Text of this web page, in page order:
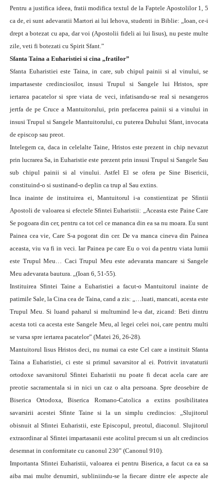
Pentru a justifica ideea, fratii modifica textul de la Faptele Apostolilor 1, 5
ca de, ei sunt adevaratii Martori ai lui Iehova, studenti in Biblie: „Ioan, ce-i
drept a botezat cu apa, dar voi (Apostolii fideli ai lui Iisus), nu peste multe
zile, veti fi botezati cu Spirit Sfant.”
Sfanta Taina a Euharistiei si cina „fratilor”
Sfanta Euharistiei este Taina, in care, sub chipul painii si al vinului, se
impartaseste credinciosilor, insusi Trupul si Sangele lui Hristos, spre
iertarea pacatelor si spre viata de veci, infatisandu-se real si nesangeros
jertfa de pe Cruce a Mantuitorului, prin prefacerea painii si a vinului in
insusi Trupul si Sangele Mantuitorului, cu puterea Duhului Sfant, invocata
de episcop sau preot.
Intelegem ca, daca in celelalte Taine, Hristos este prezent in chip nevazut
prin lucrarea Sa, in Euharistie este prezent prin insusi Trupul si Sangele Sau
sub chipul painii si al vinului. Astfel El se ofera pe Sine Bisericii,
constituind-o si sustinand-o deplin ca trup al Sau extins.
Inca inainte de instituirea ei, Mantuitorul i-a constientizat pe Sfintii
Apostoli de valoarea si efectele Sfintei Euharistii: „Aceasta este Paine Care
Se pogoara din cer, pentru ca tot cel ce mananca din ea sa nu moara. Eu sunt
Painea cea vie, Care S-a pogorat din cer. De va manca cineva din Painea
aceasta, viu va fi in veci. Iar Painea pe care Eu o voi da pentru viata lumii
este Trupul Meu… Caci Trupul Meu este adevarata mancare si Sangele
Meu adevarata bautura. „(Ioan 6, 51-55).
Instituirea Sfintei Taine a Euharistiei a facut-o Mantuitorul inainte de
patimile Sale, la Cina cea de Taina, cand a zis: „…luati, mancati, acesta este
Trupul Meu. Si luand paharul si multumind le-a dat, zicand: Beti dintru
acesta toti ca acesta este Sangele Meu, al legei celei noi, care pentru multi
se varsa spre iertarea pacatelor” (Matei 26, 26-28).
Mantuitorul Iisus Hristos deci, nu numai ca este Cel care a instituit Sfanta
Taina a Euharistiei, ci este si primul savarsitor al ei. Potrivit invataturii
ortodoxe savarsitorul Sfintei Euharistii nu poate fi decat acela care are
preotie sacramentala si in nici un caz o alta persoana. Spre deosebire de
Biserica Ortodoxa, Biserica Romano-Catolica a extins posibilitatea
savarsirii acestei Sfinte Taine si la un simplu credincios: „Slujitorul
obisnuit al Sfintei Euharistii, este Episcopul, preotul, diaconul. Slujitorul
extraordinar al Sfintei impartasanii este acolitul precum si un alt credincios
desemnat in conformitate cu canonul 230” (Canonul 910).
Importanta Sfintei Euharistii, valoarea ei pentru Biserica, a facut ca ea sa
aiba mai multe denumiri, subliniindu-se la fiecare dintre ele aspecte ale